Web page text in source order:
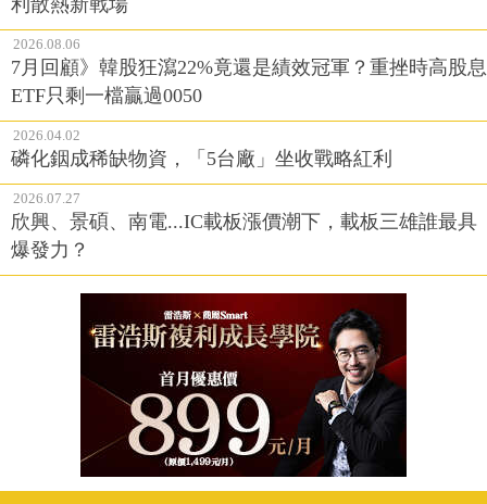
2026.08.06
7月回顧》韓股狂瀉22%竟還是績效冠軍？重挫時高股息
ETF只剩一檔贏過0050
2026.04.02
磷化銦成稀缺物資，「5台廠」坐收戰略紅利
2026.07.27
欣興、景碩、南電...IC載板漲價潮下，載板三雄誰最具
爆發力？